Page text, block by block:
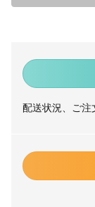
配送状況、ご注